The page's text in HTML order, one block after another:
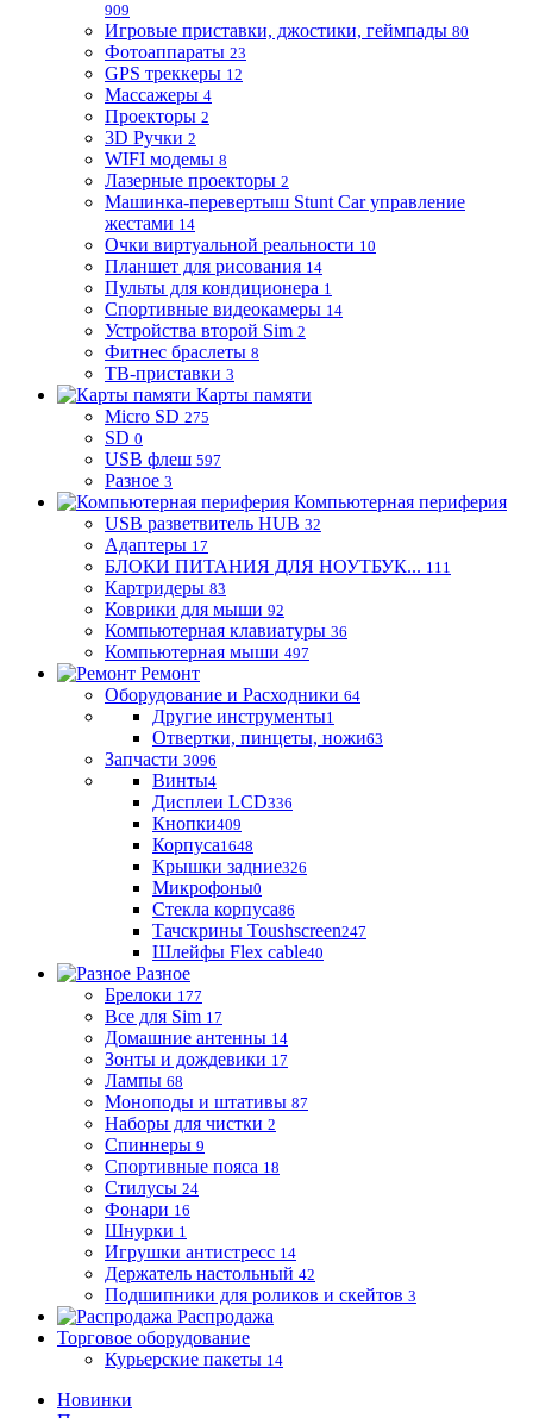
909
Игровые приставки, джостики, геймпады 80
Фотоаппараты 23
GPS треккеры 12
Массажеры 4
Проекторы 2
3D Ручки 2
WIFI модемы 8
Лазерные проекторы 2
Машинка-перевертыш Stunt Car управление
жестами 14
Очки виртуальной реальности 10
Планшет для рисования 14
Пульты для кондиционера 1
Спортивные видеокамеры 14
Устройства второй Sim 2
Фитнес браслеты 8
ТВ-приставки 3
Карты памяти
Micro SD 275
SD 0
USB флеш 597
Разное 3
Компьютерная периферия
USB разветвитель HUB 32
Адаптеры 17
БЛОКИ ПИТАНИЯ ДЛЯ НОУТБУК... 111
Картридеры 83
Коврики для мыши 92
Компьютерная клавиатуры 36
Компьютерная мыши 497
Ремонт
Оборудование и Расходники 64
Другие инструменты1
Отвертки, пинцеты, ножи63
Запчасти 3096
Винты4
Дисплеи LCD336
Кнопки409
Корпуса1648
Крышки задние326
Микрофоны0
Стекла корпуса86
Тачскрины Toushscreen247
Шлейфы Flex cable40
Разное
Брелоки 177
Все для Sim 17
Домашние антенны 14
Зонты и дождевики 17
Лампы 68
Моноподы и штативы 87
Наборы для чистки 2
Спиннеры 9
Спортивные пояса 18
Стилусы 24
Фонари 16
Шнурки 1
Игрушки антистресс 14
Держатель настольный 42
Подшипники для роликов и скейтов 3
Распродажа
Торговое оборудование
Курьерские пакеты 14
Новинки